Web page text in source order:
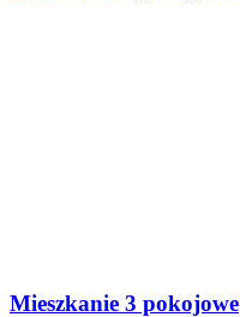
Mieszkanie 3 pokojowe